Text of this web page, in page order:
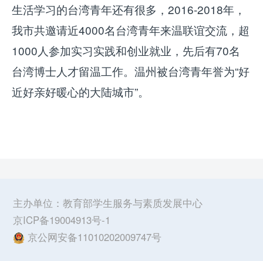
生活学习的台湾青年还有很多，2016-2018年，
我市共邀请近4000名台湾青年来温联谊交流，超
1000人参加实习实践和创业就业，先后有70名
台湾博士人才留温工作。温州被台湾青年誉为“好
近好亲好暖心的大陆城市”。
主办单位：教育部学生服务与素质发展中心
京ICP备19004913号-1
京公网安备11010202009747号